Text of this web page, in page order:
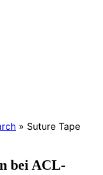
» Suture Tape
bei ACL-